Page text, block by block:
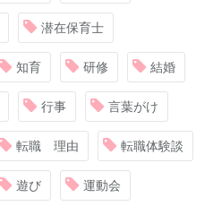
潜在保育士
知育 研修 結婚
行事 言葉がけ
転職 理由 転職体験談
遊び 運動会